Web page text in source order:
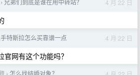
› 兄弟们到底是谁在用中转站？ 4 月 22 日
特斯拉怎么买靠谱一点 4 月 22 日
网有这个功能吗？
怎么找结婚对象？